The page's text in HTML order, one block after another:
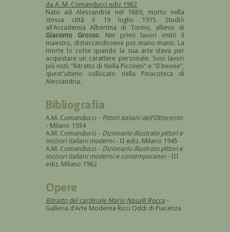
da A. M. Comanducci ediz 1962
Nato ad Alessandria nel 1889, morto nella
stessa città il 19 luglio 1915. Studiò
all'Accademia Albertina di Torino, allievo di
Giacomo Grosso. Nei primi lavori imitò il
maestro, distaccandosene poi mano mano. La
morte lo colse quando la sua arte stava per
acquistare un carattere personale. Suoi lavori
più noti: "Ritratto di Nella Piccinini" e "Il beone",
quest'ultimo collocato nella Pinacoteca di
Alessandria.
Bibliografia
A.M. Comanducci - Pittori italiani dell'Ottocento
- Milano 1934
A.M. Comanducci - Dizionario illustrato pittori e
incisori italiani moderni- II ediz. Milano 1945
A.M. Comanducci - Dizionario illustrato pittori e
incisori italiani moderni e contemporanei- III
ediz. Milano 1962
Opere
Ritratto del cardinale Mario Nasalli Rocca -
Galleria d'Arte Moderna Ricci Oddi di Piacenza